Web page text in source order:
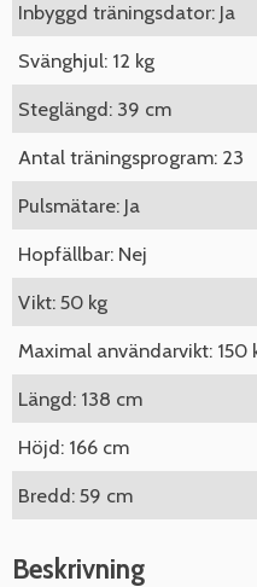
Inbyggd träningsdator: Ja
Svänghjul: 12 kg
Steglängd: 39 cm
Antal träningsprogram: 23
Pulsmätare: Ja
Hopfällbar: Nej
Vikt: 50 kg
Maximal användarvikt: 150
Längd: 138 cm
Höjd: 166 cm
Bredd: 59 cm
Beskrivning